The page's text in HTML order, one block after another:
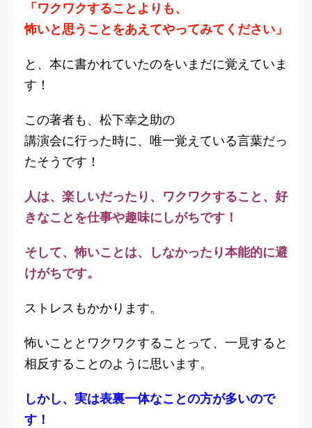
「ワクワクすることよりも、
怖いと思うことをあえてやってみてください」
と、本に書かれていたのをいまだに覚えていま
す！
この著者も、松下幸之助の
講演会に行った時に、唯一覚えている言葉だっ
たそうです！
人は、楽しいだったり、ワクワクすること、好
きなことを仕事や趣味にしがちです！
そして、怖いことは、しなかったり本能的に避
けがちです。
ストレスもかかります。
怖いこととワクワクすることって、一見すると
相反することのように思います。
しかし、実は表裏一体なことの方が多いので
す！